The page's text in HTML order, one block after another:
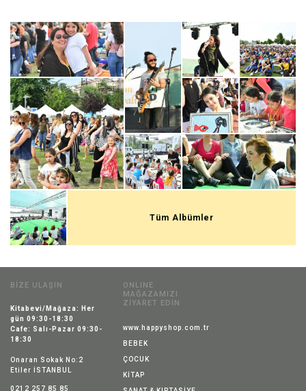
Tüm Albümler
BİZE ULAŞIN
Kitabevi/Mağaza: Her
gün 09:30-18:30
Cafe: Salı-Pazar 09:30-
18:30
Onaran Sokak No:2
Etiler İSTANBUL
0212 257 85 85
ONLINE
MAĞAZAMIZI
ZİYARET EDİN
www.happyshop.com.tr
BEBEK
ÇOCUK
KİTAP